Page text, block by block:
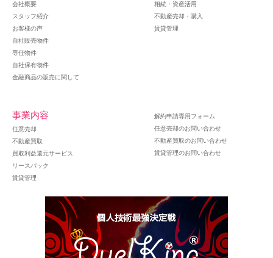
会社概要
スタッフ紹介
お客様の声
自社販売物件
専任物件
自社保有物件
金融商品の販売に関して
相続・資産活用
不動産売却・購入
賃貸管理
事業内容
任意売却
不動産買取
買取利益還元サービス
リースバック
賃貸管理
解約申請専用フォーム
任意売却のお問い合わせ
不動産買取のお問い合わせ
賃貸管理のお問い合わせ